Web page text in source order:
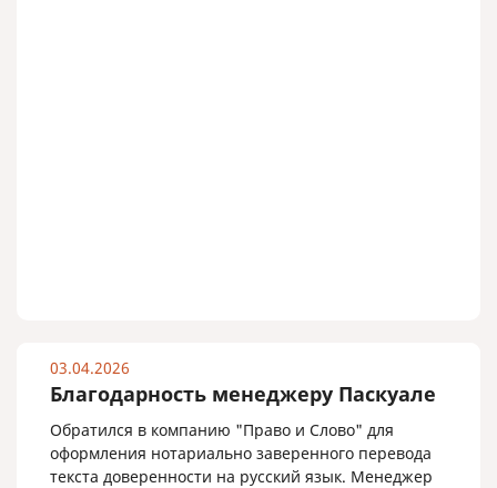
03.04.2026
Благодарность менеджеру Паскуале
Обратился в компанию "Право и Слово" для
оформления нотариально заверенного перевода
текста доверенности на русский язык. Менеджер